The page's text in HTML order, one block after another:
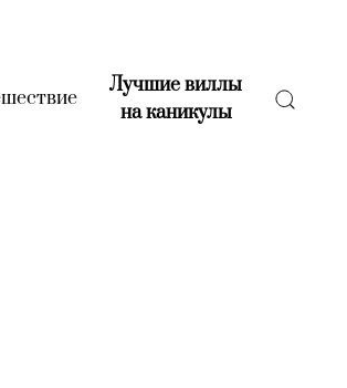
(current)
Лучшие виллы
на каникулы(current)